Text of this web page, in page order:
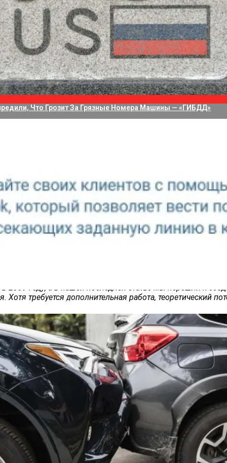
Приложение Для Стриминга С Нескольких Камер, Но Не
Что Грозит За Грязные Номера Машины — «ГИБДД»
Посетителей Магазина
университета Комплутенсе (Universidad
соединение способно почти вдвое превзойти по
более 15 лет,
году, а в нашей последней статье мы перешли к
требуется дополнительная работа, теоретический
элементов — это кремний. Ширина запрещённой зоны
теоретический предел КПД для одиночного p-n-
панели не получить. Необходимо накладывать друг
его интенсивность тем или иным способом.
GaP:Ti, то с его запрещённой зоной шириной 2,26 эВ
часть работы, чтобы двигаться в сторону этого
эффективно поглощать фотоны для
в ответе титан. Исследователи начнут работать
большем, чем кремний.
микрофоном и увеличила её автономность
до восьми лет обновлений